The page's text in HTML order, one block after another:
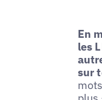
En
les
sur